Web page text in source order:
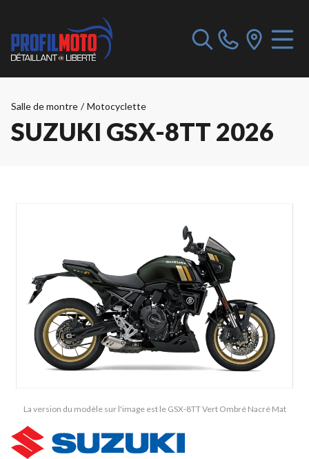
Salle de montre / Motocyclette
SUZUKI GSX-8TT 2026
La version du modèle sur l'image est le GSX-8TT Vert Ombré Nacré Mat